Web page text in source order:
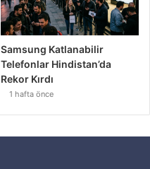
Samsung Katlanabilir
Telefonlar Hindistan’da
Rekor Kırdı
1 hafta önce